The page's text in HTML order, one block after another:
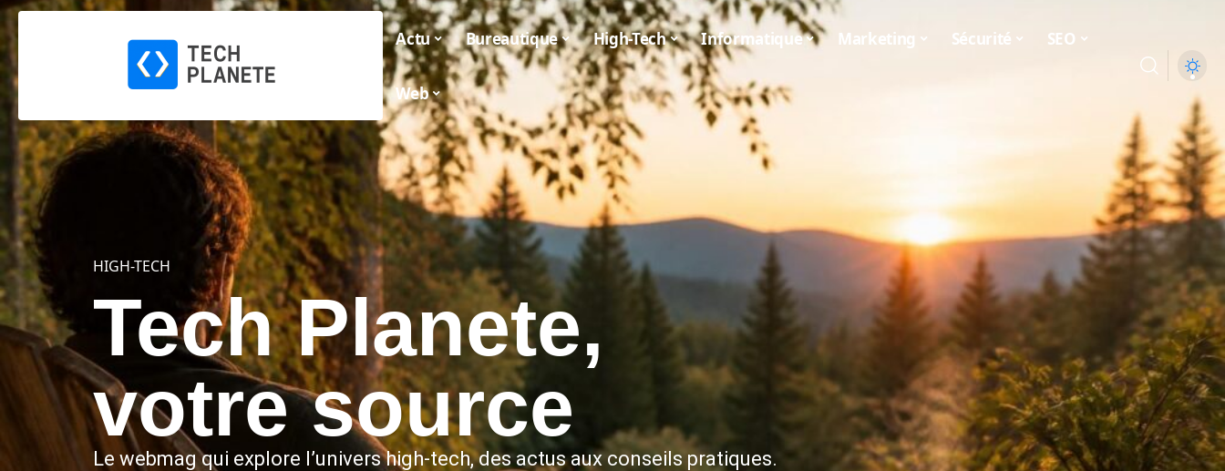
Actu Bureautique High-Tech Informatique Marketing Sécurité SEO
Web
HIGH-TECH
Tech Planete,
votre source
Le webmag qui explore l’univers high-tech, des actus aux conseils pratiques.